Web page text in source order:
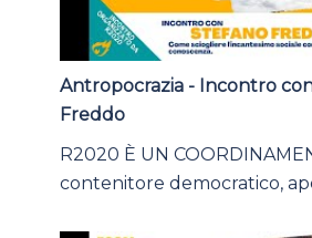
Antropocrazia - Incontro
Freddo
R2020 È UN
contenitore democratico,